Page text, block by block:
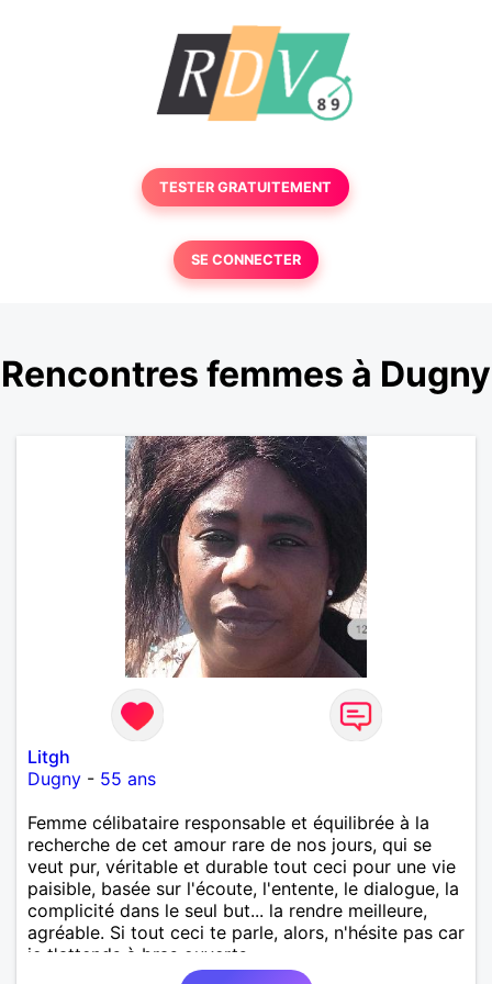
TESTER GRATUITEMENT
SE CONNECTER
Rencontres femmes à Dugny
Litgh
Dugny - 55 ans
Femme célibataire responsable et équilibrée à la
recherche de cet amour rare de nos jours, qui se
veut pur, véritable et durable tout ceci pour une vie
paisible, basée sur l'écoute, l'entente, le dialogue, la
complicité dans le seul but... la rendre meilleure,
agréable. Si tout ceci te parle, alors, n'hésite pas car
je t'attends à bras ouverts.